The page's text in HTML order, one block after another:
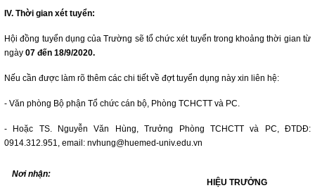
IV. Thời gian xét tuyển:
Hội đồng tuyển dụng của Trường sẽ tổ chức xét tuyển trong khoảng thời gian từ
ngày 07 đến 18/9/2020.
Nếu cần được làm rõ thêm các chi tiết về đợt tuyển dụng này xin liên hệ:
- Văn phòng Bộ phận Tổ chức cán bộ, Phòng TCHCTT và PC.
- Hoặc TS. Nguyễn Văn Hùng, Trưởng Phòng TCHCTT và PC, ĐTDĐ:
0914.312.951, email: nvhung@huemed-univ.edu.vn
Nơi nhận:
HIỆU TRƯỞNG